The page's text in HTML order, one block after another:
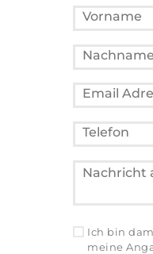
Ich bin
meine